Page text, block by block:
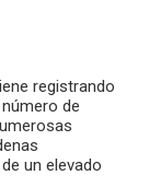
registrando
de
un elevado